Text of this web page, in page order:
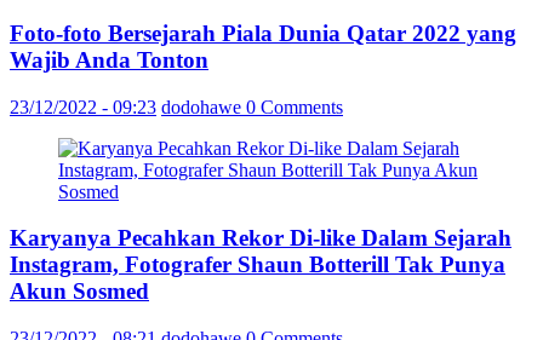
Foto-foto Bersejarah Piala Dunia Qatar 2022 yang
Wajib Anda Tonton
23/12/2022 - 09:23 dodohawe 0 Comments
Karyanya Pecahkan Rekor Di-like Dalam Sejarah
Instagram, Fotografer Shaun Botterill Tak Punya
Akun Sosmed